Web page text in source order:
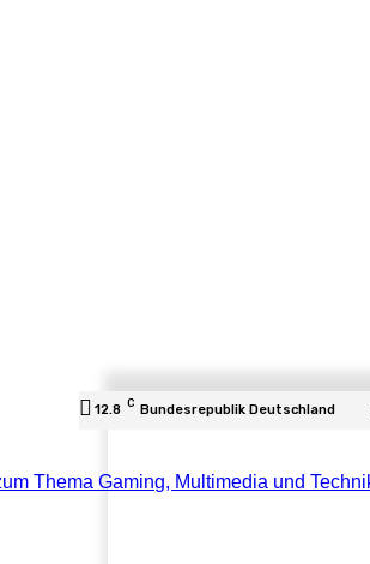
12.8 C Bundesrepublik Deutschland